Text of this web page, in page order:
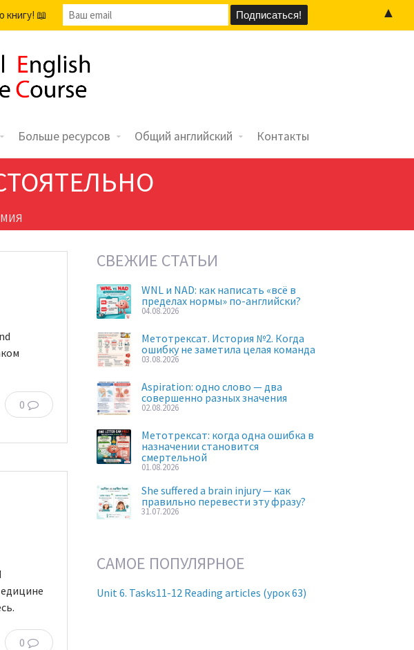
Больше ресурсов Общий английский Контакты
0
0
СВЕЖИЕ СТАТЬИ
WNL и NAD: как написать «всё в
пределах нормы» по-английски?
04.08.2026
Метотрексат. История №2. Когда
ошибку не заметила целая команда
03.08.2026
Aspiration: одно слово — два
совершенно разных значения
02.08.2026
Метотрексат: когда одна ошибка в
назначении становится
смертельной
01.08.2026
She suffered a brain injury — как
правильно перевести эту фразу?
31.07.2026
САМОЕ ПОПУЛЯРНОЕ
Unit 6. Tasks11-12 Reading articles (урок 63)
книгу! 📖 ▲